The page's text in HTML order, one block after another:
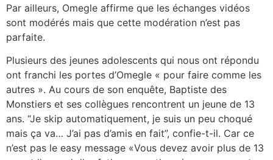
Par ailleurs, Omegle affirme que les échanges vidéos
sont modérés mais que cette modération n’est pas
parfaite.
Plusieurs des jeunes adolescents qui nous ont répondu
ont franchi les portes d’Omegle « pour faire comme les
autres ». Au cours de son enquête, Baptiste des
Monstiers et ses collègues rencontrent un jeune de 13
ans. “Je skip automatiquement, je suis un peu choqué
mais ça va… J’ai pas d’amis en fait”, confie-t-il. Car ce
n’est pas le easy message «Vous devez avoir plus de 13